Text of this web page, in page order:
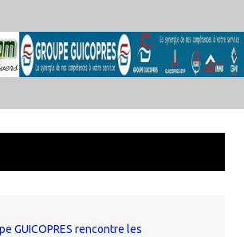
GUICOPRES rencontre les